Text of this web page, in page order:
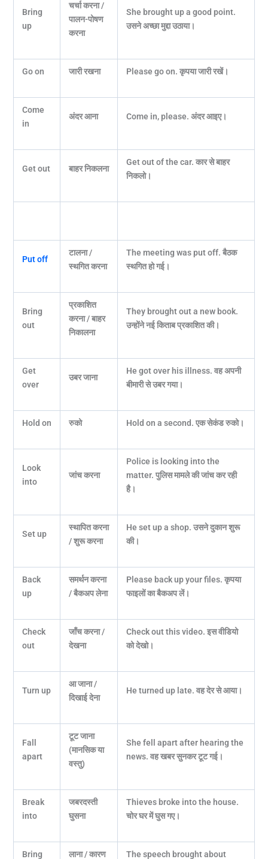
Bring
up
चर्चा करना /
पालन-पोषण
करना
She brought up a good point.
उसने अच्छा मुद्दा उठाया।
Go on जारी रखना Please go on. कृपया जारी रखें।
Come
in
अंदर आना Come in, please. अंदर आइए।
Get out बाहर निकलना
Get out of the car. कार से बाहर
निकलो।
Put off
टालना /
स्थगित करना
The meeting was put off. बैठक
स्थगित हो गई।
Bring
out
प्रकाशित
करना / बाहर
निकालना
They brought out a new book.
उन्होंने नई किताब प्रकाशित की।
Get
over
उबर जाना
He got over his illness. वह अपनी
बीमारी से उबर गया।
Hold on रुको Hold on a second. एक सेकंड रुको।
Look
into
जांच करना
Police is looking into the
matter. पुलिस मामले की जांच कर रही
है।
Set up
स्थापित करना
/ शुरू करना
He set up a shop. उसने दुकान शुरू
की।
Back
up
समर्थन करना
/ बैकअप लेना
Please back up your files. कृपया
फाइलों का बैकअप लें।
Check
out
जाँच करना /
देखना
Check out this video. इस वीडियो
को देखो।
Turn up
आ जाना /
दिखाई देना
He turned up late. वह देर से आया।
Fall
apart
टूट जाना
(मानसिक या
वस्तु)
She fell apart after hearing the
news. वह खबर सुनकर टूट गई।
Break
into
जबरदस्ती
घुसना
Thieves broke into the house.
चोर घर में घुस गए।
Bring लाना / कारण The speech brought about